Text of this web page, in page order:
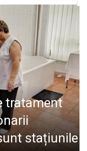
tratament
stațiunile